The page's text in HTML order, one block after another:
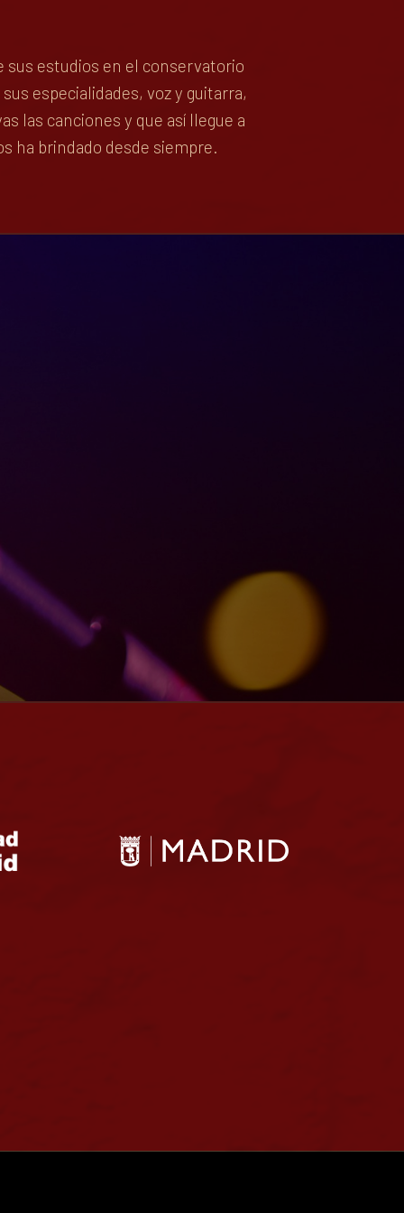
sus estudios en el conservatorio
especialidades, voz y guitarra,
las canciones y que así llegue a
ha brindado desde siempre.